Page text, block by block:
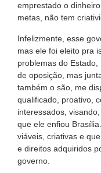
emprestado o
metas, não tem
Infelizmente, esse
mas ele foi eleito pra
problemas do Estado,
de oposição, mas
também o são, me
qualificado, proativo,
interessados,
que ele enfiou
viáveis, criativas e
e direitos adquiridos
governo.